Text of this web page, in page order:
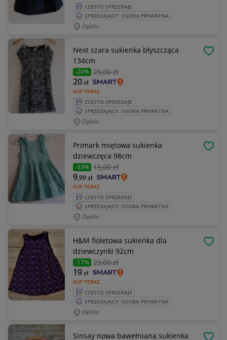
CZĘSTO SPRZEDAJE
SPRZEDAJĄCY: OSOBA PRYWATNA
Dęblin
Next szara sukienka błyszcząca
134cm
-20% 25,00 zł
KUP TERAZ
20zł
CZĘSTO SPRZEDAJE
SPRZEDAJĄCY: OSOBA PRYWATNA
Dęblin
Primark miętowa sukienka
dziewczęca 98cm
-33% 15,00 zł
KUP TERAZ
9,99zł
CZĘSTO SPRZEDAJE
SPRZEDAJĄCY: OSOBA PRYWATNA
Dęblin
H&M fioletowa sukienka dla
dziewczynki 92cm
-17% 23,00 zł
KUP TERAZ
19zł
CZĘSTO SPRZEDAJE
SPRZEDAJĄCY: OSOBA PRYWATNA
Dęblin
Sinsay nowa bawełniana sukienka